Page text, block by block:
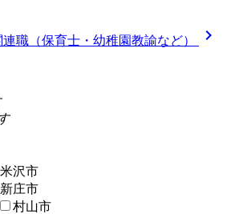
職（保育士・幼稚園教諭など） 
米沢市
新庄市
村山市